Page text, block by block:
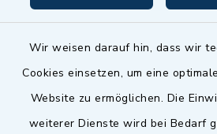
Wir weisen darauf hin, dass wir
Cookies einsetzen, um eine
Website zu ermöglichen. Die
weiterer Dienste wird bei Bedarf